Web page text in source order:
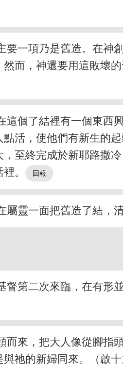
一項乃是舊造。在神
而，神還要用這敗壞
個了結裡有一個東西
活，使他們有新生的
至終完成於新耶路撒
。
屬靈一面把舊造了結，
第二次來臨，在有形
來，把大人像從腳指
祂的新婦同來。（啟十